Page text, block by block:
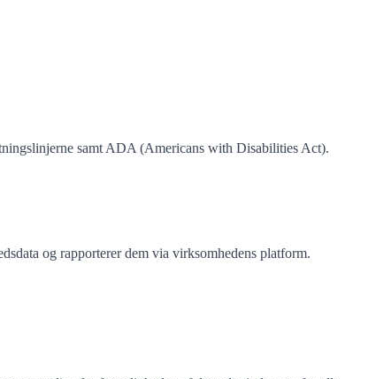
samt ADA (Americans with Disabilities Act).
og rapporterer dem via virksomhedens platform.